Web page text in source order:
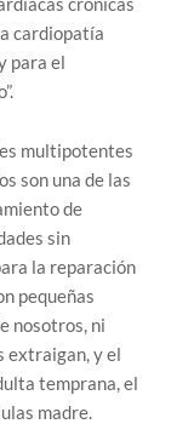
cardiopatía
para el
multipotentes
son una de las
de
sin
la reparación
pequeñas
nosotros, ni
extraigan, y el
temprana, el
madre.